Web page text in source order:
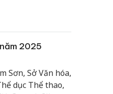
2025
Sơn, Sở Văn hóa,
dục Thể thao,